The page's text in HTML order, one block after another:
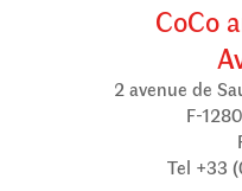
CoCo
2 avenue de
F-
Tel +33